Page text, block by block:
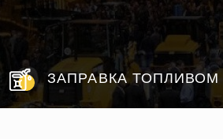
ЗАПРАВКА ТОПЛИВОМ